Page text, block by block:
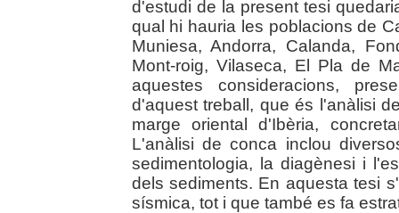
d'estudi de la present tesi
qual hi hauria les poblacions de
Muniesa, Andorra, Calanda,
Mont-roig, Vilaseca, El Pla de
aquestes consideracions,
d'aquest treball, que és l'anàlisi
marge oriental d'Ibèria,
L'anàlisi de conca inclou
sedimentologia, la diagènesi i
dels sediments. En aquesta tesi
sísmica, tot i que també es fa